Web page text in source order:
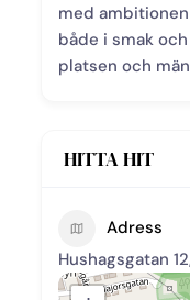
med
både i smak
platsen och
HITTA HIT
Adress
Hushagsgatan